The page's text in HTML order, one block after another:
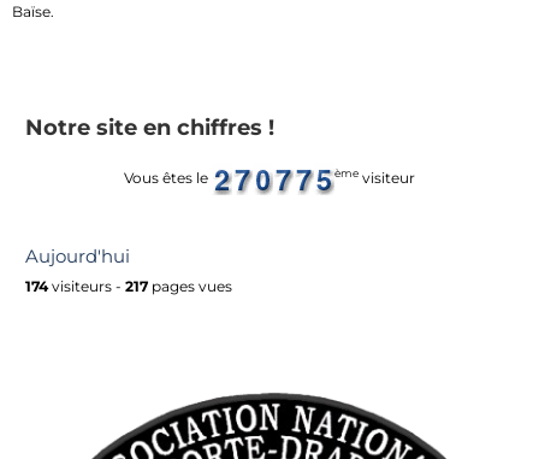
Baïse.
Notre site en chiffres !
Vous êtes le ème visiteur
Aujourd'hui
174visiteurs - 217 pages vues